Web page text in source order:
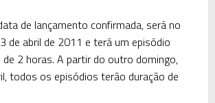
de lançamento confirmada, será no
de abril de 2011 e terá um episódio
de 2 horas. A partir do outro domingo,
todos os episódios terão duração de